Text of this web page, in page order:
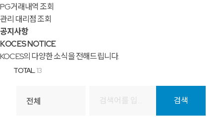
PG거래내역 조회
관리 대리점 조회
공지사항
KOCES NOTICE
KOCES의 다양한 소식을 전해드립니다.
TOTAL.13